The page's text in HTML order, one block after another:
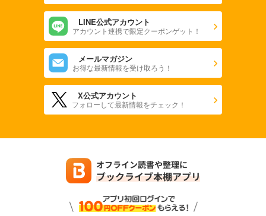
LINE公式アカウント
アカウント連携で限定クーポンゲット！
メールマガジン
お得な最新情報を受け取ろう！
X公式アカウント
フォローして最新情報をチェック！